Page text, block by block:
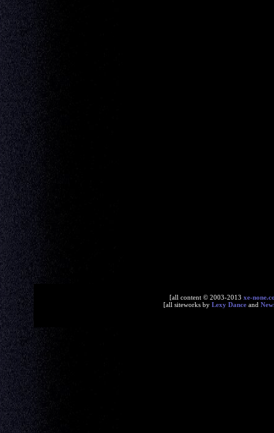
[all content © 2003-2013 xe-
[all siteworks by Lexy Dance and